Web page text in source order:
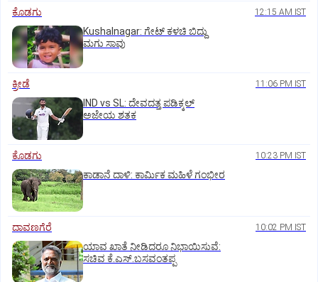
ಕೊಡಗು 12:15 AM IST
Kushalnagar: ಗೇಟ್ ಕಳಚಿ ಬಿದ್ದು
ಮಗು ಸಾವು
ಕ್ರೀಡೆ 11:06 PM IST
IND vs SL: ದೇವದತ್ತ ಪಡಿಕ್ಕಲ್‌
ಅಜೇಯ ಶತಕ
ಕೊಡಗು 10:23 PM IST
ಕಾಡಾನೆ ದಾಳಿ: ಕಾರ್ಮಿಕ ಮಹಿಳೆ ಗಂಭೀರ
ದಾವಣಗೆರೆ 10:02 PM IST
ಯಾವ ಖಾತೆ ನೀಡಿದರೂ ನಿಭಾಯಿಸುವೆ:
ಸಚಿವ ಕೆ.ಎಸ್.ಬಸವಂತಪ್ಪ